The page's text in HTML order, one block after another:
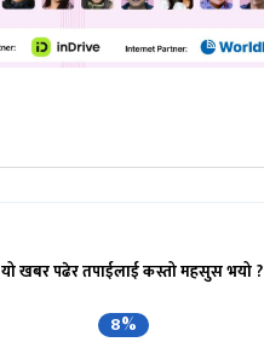
यो खबर पढेर तपाईलाई कस्तो महसुस भयो ?
8%